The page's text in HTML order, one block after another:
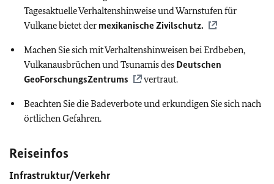
Tagesaktuelle Verhaltenshinweise und Warnstufen für
Vulkane bietet der mexikanische Zivilschutz.
Machen Sie sich mit Verhaltenshinweisen bei Erdbeben,
Vulkanausbrüchen und Tsunamis des Deutschen
GeoForschungsZentrums
vertraut.
Beachten Sie die Badeverbote und erkundigen Sie sich nach
örtlichen Gefahren.
Reiseinfos
Infrastruktur/Verkehr